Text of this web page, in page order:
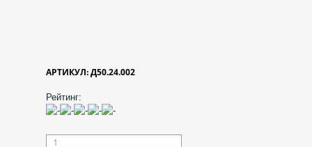
АРТИКУЛ: Д50.24.002
Рейтинг: